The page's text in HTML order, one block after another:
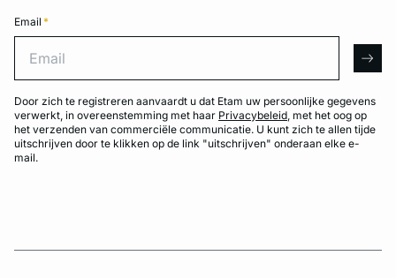
Email *
Door zich te registreren aanvaardt u dat Etam uw persoonlijke gegevens
verwerkt, in overeenstemming met haar Privacybeleid, met het oog op
het verzenden van commerciële communicatie. U kunt zich te allen tijde
uitschrijven door te klikken op de link "uitschrijven" onderaan elke e-
mail.